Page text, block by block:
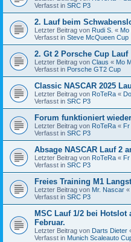
Verfasst in SRC P3
2. Lauf beim
Letzter Beitrag von Rudi S. « Mo
Verfasst in Steve McQueen Cup
2. Gt 2 Porsche Cup Lauf
Letzter Beitrag von Claus « Mo
Verfasst in Porsche GT2 Cup
Classic NASCAR 2025
Letzter Beitrag von RoTeRa «
Verfasst in SRC P3
Forum funktioniert wieder
Letzter Beitrag von RoTeRa « Fr
Verfasst in SRC P3
Absage NASCAR Lauf 2
Letzter Beitrag von RoTeRa « Fr
Verfasst in SRC P3
Freies Training M1
Letzter Beitrag von Mr. Nascar «
Verfasst in SRC P3
MSC Lauf 1/2 bei Hotslot
Februar.
Letzter Beitrag von Darts Dieter
Verfasst in Munich Scaleauto